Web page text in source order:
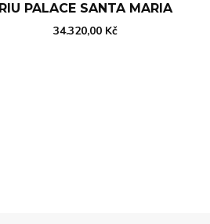
RIU PALACE SANTA MARIA
34.320,00 Kč